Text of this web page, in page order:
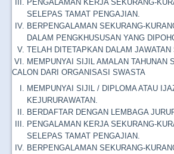
PENGALAMAN KERJA SEKURANG-
SELEPAS TAMAT PENGAJIAN.
BERPENGALAMAN SEKURANG-
DALAM PENGKHUSUSAN YANG
TELAH DITETAPKAN DALAM JAWATAN
MEMPUNYAI SIJIL AMALAN TAHUNAN
CALON DARI ORGANISASI SWASTA
MEMPUNYAI SIJIL / DIPLOMA ATAU
KEJURURAWATAN.
BERDAFTAR DENGAN LEMBAGA
PENGALAMAN KERJA SEKURANG-
SELEPAS TAMAT PENGAJIAN.
BERPENGALAMAN SEKURANG-